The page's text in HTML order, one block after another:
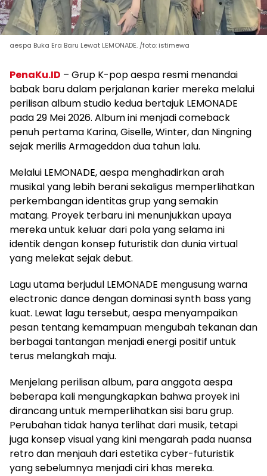
aespa Buka Era Baru Lewat LEMONADE. /foto: istimewa
PenaKu.ID – Grup K-pop aespa resmi menandai
babak baru dalam perjalanan karier mereka melalui
perilisan album studio kedua bertajuk LEMONADE
pada 29 Mei 2026. Album ini menjadi comeback
penuh pertama Karina, Giselle, Winter, dan Ningning
sejak merilis Armageddon dua tahun lalu.
Melalui LEMONADE, aespa menghadirkan arah
musikal yang lebih berani sekaligus memperlihatkan
perkembangan identitas grup yang semakin
matang. Proyek terbaru ini menunjukkan upaya
mereka untuk keluar dari pola yang selama ini
identik dengan konsep futuristik dan dunia virtual
yang melekat sejak debut.
Lagu utama berjudul LEMONADE mengusung warna
electronic dance dengan dominasi synth bass yang
kuat. Lewat lagu tersebut, aespa menyampaikan
pesan tentang kemampuan mengubah tekanan dan
berbagai tantangan menjadi energi positif untuk
terus melangkah maju.
Menjelang perilisan album, para anggota aespa
beberapa kali mengungkapkan bahwa proyek ini
dirancang untuk memperlihatkan sisi baru grup.
Perubahan tidak hanya terlihat dari musik, tetapi
juga konsep visual yang kini mengarah pada nuansa
retro dan menjauh dari estetika cyber-futuristik
yang sebelumnya menjadi ciri khas mereka.